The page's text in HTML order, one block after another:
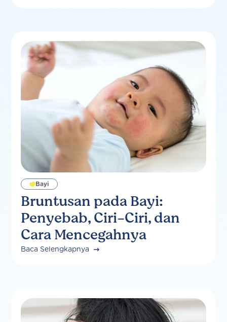
Bruntusan pada Bayi:
Penyebab, Ciri-Ciri, dan
Cara Mencegahnya
Bayi
Baca Selengkapnya